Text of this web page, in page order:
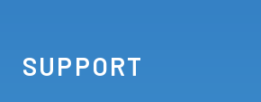
SUPPORT